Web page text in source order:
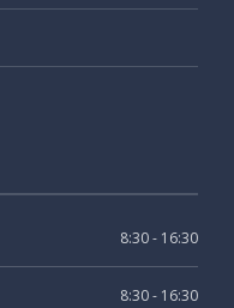
8:30 - 16:30
8:30 - 16:30